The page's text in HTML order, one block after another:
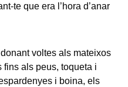
te que era l’hora d’anar
voltes als mateixos
fins als peus, toqueta i
i boina, els